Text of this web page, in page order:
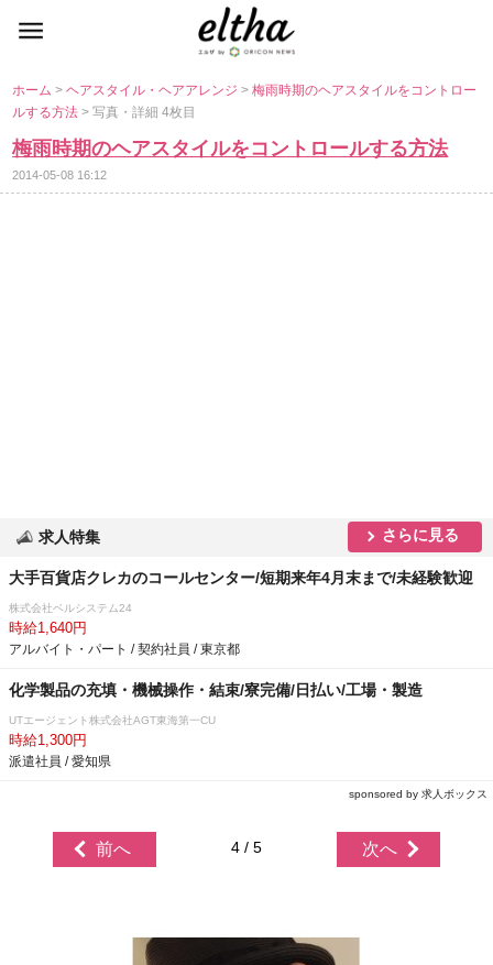
ホーム>ヘアスタイル・ヘアアレンジ>梅雨時期のヘアスタイルをコントロー
ルする方法> 写真・詳細 4枚目
梅雨時期のヘアスタイルをコントロールする方法
2014-05-08 16:12
求人特集 さらに見る
大手百貨店クレカのコールセンター/短期来年4月末まで/未経験歓迎
株式会社ベルシステム24
時給1,640円
アルバイト・パート / 契約社員 / 東京都
化学製品の充填・機械操作・結束/寮完備/日払い/工場・製造
UTエージェント株式会社AGT東海第一CU
時給1,300円
派遣社員 / 愛知県
sponsored by 求人ボックス
前へ 4 / 5 次へ